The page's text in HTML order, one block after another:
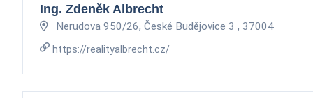
Ing. Zdeněk Albrecht
Nerudova 950/26, České Budějovice 3 , 37004
https://realityalbrecht.cz/